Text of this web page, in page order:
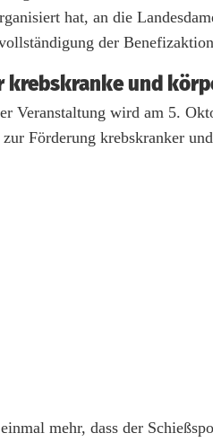
hat, an die
der
und
Veranstaltung wird am 5.
zur Förderung krebskranker
mehr, dass der